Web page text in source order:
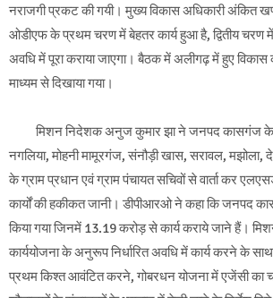
नराजगी प्रकट की गयी। मुख्य विकास अधिकारी अंकित
ओडीएफ के प्रथम चरण में बेहतर कार्य हुआ है, द्वितीय चरण में
अवधि में पूरा कराया जाएगा। बैठक में अलीगढ़ में हुए विकास
माध्यम से दिखाया गया।
मिशन निदेशक अनुज कुमार झा ने जनपद कासगंज के
नगलिया, मोहनी मामूरगंज, संनौड़ी खास, सरावल, मझोला,
के ग्राम प्रधान एवं ग्राम पंचायत सचिवों से वार्ता कर
कार्यों की हकीकत जानी। डीपीआरओ ने कहा कि जनपद
किया गया जिनमें 13.19 करोड़ से कार्य कराये जाने हैं।
कार्ययोजना के अनुरूप निर्धारित अवधि में कार्य करने के साथ
प्रथम किश्त आवंटित करने, गोबरधन योजना में एजेंसी का